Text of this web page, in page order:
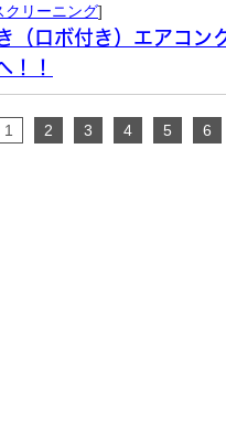
クリーニング]
（ロボ付き）エアコン
！！
1 2 3 4 5 6